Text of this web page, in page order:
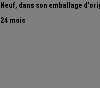
Neuf, dans son emballage
24 mois